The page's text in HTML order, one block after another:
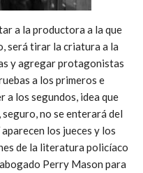
a la productora a la que
será tirar la criatura a la
y agregar protagonistas
a los primeros e
a los segundos, idea que
no se enterará del
los jueces y los
de la literatura policíaco
Perry Mason para